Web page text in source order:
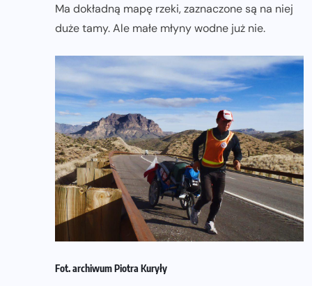
Ma dokładną mapę rzeki, zaznaczone są na niej
duże tamy. Ale małe młyny wodne już nie.
Fot. archiwum Piotra Kuryły